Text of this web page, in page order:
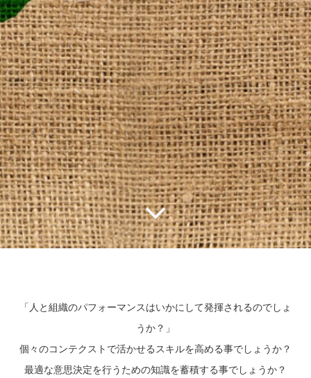
「人と組織のパフォーマンスはいかにして発揮されるのでしょ
うか？」
個々のコンテクストで活かせるスキルを高める事でしょうか？
最適な意思決定を行うための知識を蓄積する事でしょうか？